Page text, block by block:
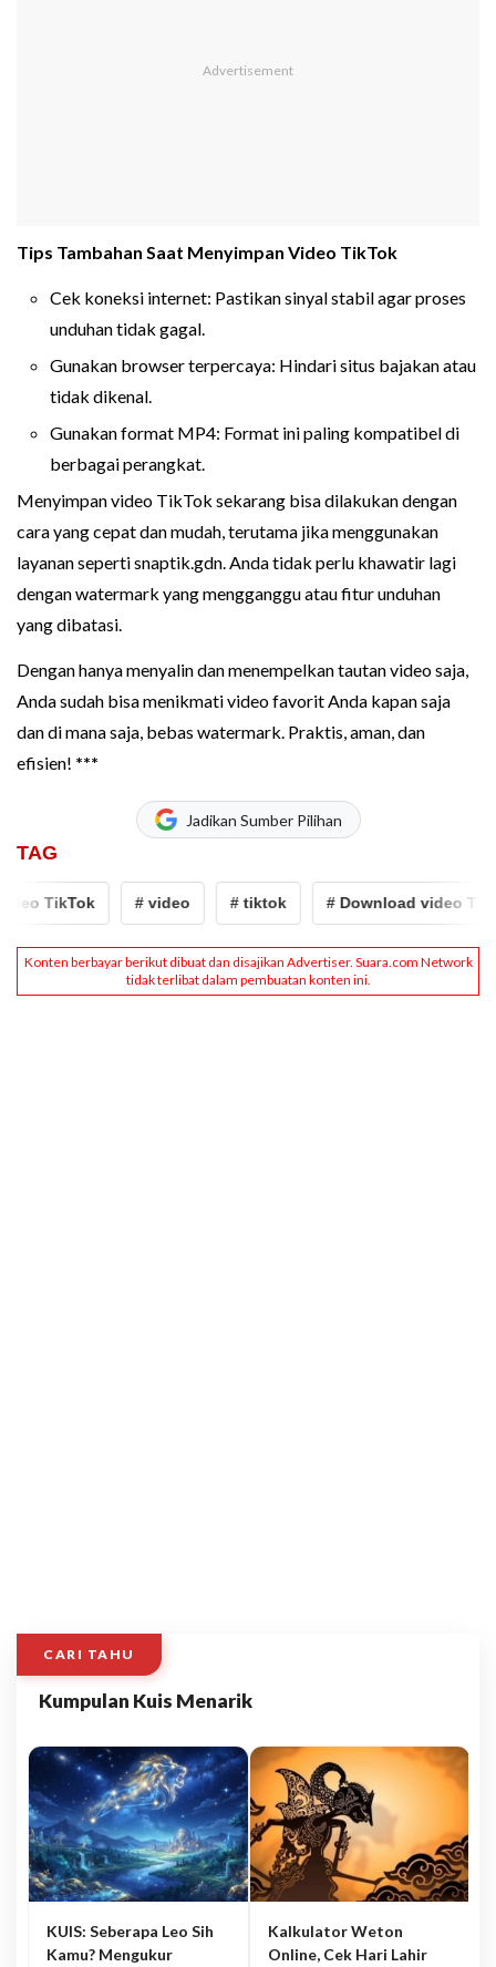
Tips Tambahan Saat Menyimpan Video TikTok
Cek koneksi internet: Pastikan sinyal stabil agar proses
unduhan tidak gagal.
Gunakan browser terpercaya: Hindari situs bajakan atau
tidak dikenal.
Gunakan format MP4: Format ini paling kompatibel di
berbagai perangkat.
Menyimpan video TikTok sekarang bisa dilakukan dengan
cara yang cepat dan mudah, terutama jika menggunakan
layanan seperti snaptik.gdn. Anda tidak perlu khawatir lagi
dengan watermark yang mengganggu atau fitur unduhan
yang dibatasi.
Dengan hanya menyalin dan menempelkan tautan video saja,
Anda sudah bisa menikmati video favorit Anda kapan saja
dan di mana saja, bebas watermark. Praktis, aman, dan
efisien! ***
Jadikan Sumber Pilihan
TAG
TikTok # video # tiktok # Download video
CARI TAHU
Kumpulan Kuis Menarik
KUIS: Seberapa Leo Sih
Kamu? Mengukur
Kalkulator Weton
Online, Cek Hari Lahir